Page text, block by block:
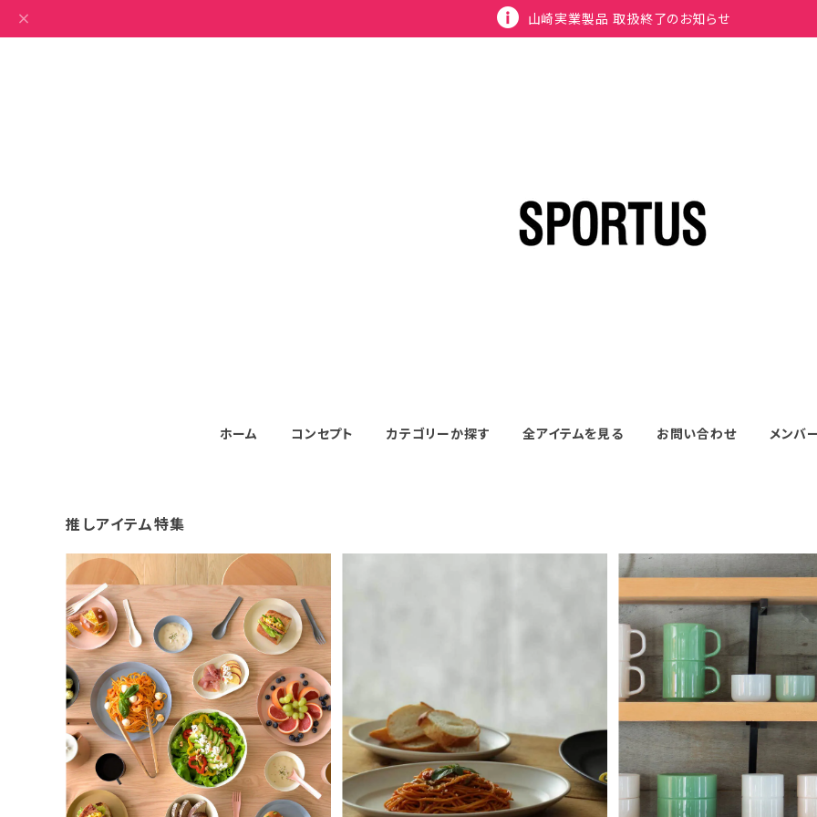
山崎実業製品 取扱終了のお知らせ
ホーム コンセプト カテゴリーか探す 全アイテムを見る お問い合わせ メンバ
推しアイテム特集